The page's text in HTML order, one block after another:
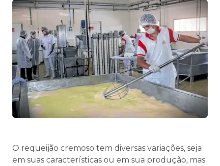
O requeijão cremoso tem diversas variações, seja
em suas características ou em sua produção, mas